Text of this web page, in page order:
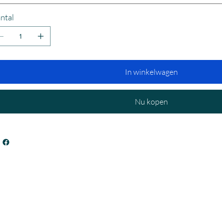
In winkelwagen
Nu kopen